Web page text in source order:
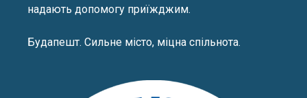
надають допомогу приїжджим.
Будапешт. Сильне місто, міцна спільнота.